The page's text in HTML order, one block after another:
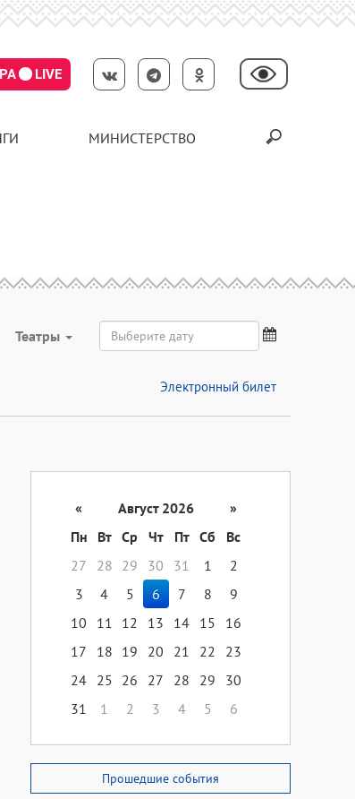
LIVE
МИНИСТЕРСТВО
Театры
Электронный билет
« Август 2026
»
Пн
Вт Ср Чт Пт Сб
Вс
27
28 29 30 31 1
2
3
4 5 6 7 8
9
10
11 12 13 14 15
16
17
18 19 20 21 22
23
24 25 26 27 28 29
30
31
1 2 3 4 5 6
Прошедшие события